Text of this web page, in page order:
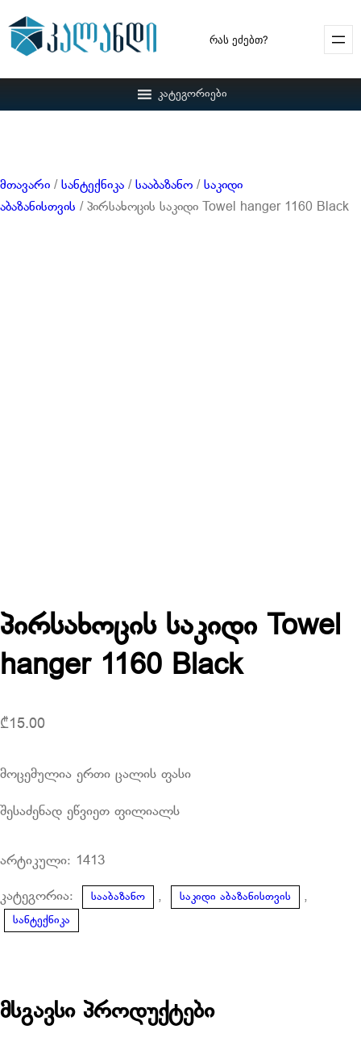
Search
კატეგორიები
მთავარი / სანტექნიკა / სააბაზანო / საკიდი
აბაზანისთვის / პირსახოცის საკიდი Towel hanger 1160 Black
პირსახოცის საკიდი Towel
hanger 1160 Black
₾15.00
მოცემულია ერთი ცალის ფასი
შესაძენად ეწვიეთ ფილიალს
არტიკული: 1413
კატეგორია: სააბაზანო , საკიდი აბაზანისთვის ,
სანტექნიკა
მსგავსი პროდუქტები